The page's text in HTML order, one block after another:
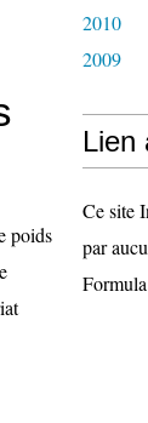
poids
2010
2009
Lien
Ce site
par